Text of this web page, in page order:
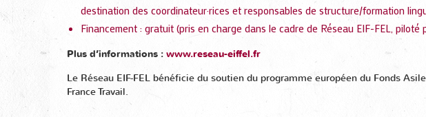
destination des coordinateur·rices et responsables de structure/formation
Financement : gratuit (pris en charge dans le cadre de Réseau EIF-FEL,
Plus d’informations : www.reseau-eiffel.fr
Le Réseau EIF-FEL bénéficie du soutien du programme eu­ropéen du Fonds
France Travail.